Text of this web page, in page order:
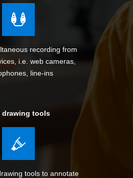
recording from
i.e. web cameras,
line-ins
drawing tools
tools to annotate